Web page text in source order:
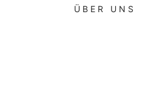
ÜBER UNS